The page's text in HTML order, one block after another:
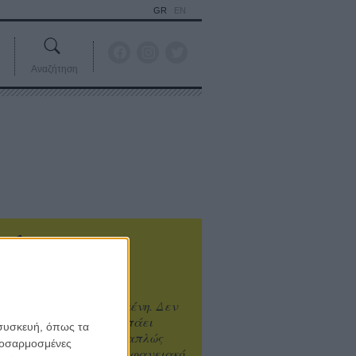
όπως τα
GR EN
Αναζήτηση
είναι υπερτιμημένη. Δεν
καλύτερο, δεν σε πάει
η επιτυχία. Είναι απλώς